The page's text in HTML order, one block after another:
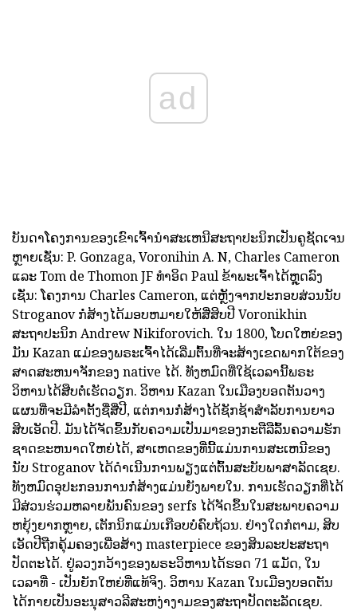
ad
ບັນດາໂຄງການຂອງເຂົາເຈົ້ານໍາສະເຫນີສະຖາປະນິກເປັນຄູຊັດເຈນ
ຫຼາຍເຊັ່ນ: P. Gonzaga, Voronihin A. N, Charles Cameron
ແລະ Tom de Thomon JF ທໍາອິດ Paul ຂ້າພະເຈົ້າໄດ້ຫຼຸດລົງ
ເຊັ່ນ: ໂຄງການ Charles Cameron, ແຕ່ຫຼັງຈາກປະກອບສ່ວນນັບ
Stroganov ກໍ່ສ້າງໄດ້ມອບຫມາຍໃຫ້ສີ່ສິບປີ Voronikhin
ສະຖາປະນິກ Andrew Nikiforovich. ໃນ 1800, ໂບດໃຫຍ່ຂອງ
ມັນ Kazan ແມ່ຂອງພຣະເຈົ້າໄດ້ເລີ່ມຕົ້ນທີ່ຈະສ້າງເຂດພາກໃຕ້ຂອງ
ສາດສະຫນາຈັກຂອງ native ໄດ້. ທັງຫມົດທີ່ໃຊ້ເວລານີ້ພຣະ
ວິຫານໄດ້ສືບຕໍ່ເຮັດວຽກ. ວິຫານ Kazan ໃນເມືອງບອດຕັນວາງ
ແຜນທີ່ຈະມີລໍາຕັ້ງຊື່ສີ່ປີ, ແຕ່ການກໍ່ສ້າງໄດ້ຊັກຊ້າສໍາລັບການຍາວ
ສິບເອັດປີ. ມັນໄດ້ຈັດຂຶ້ນກັບຄວາມເປັນມາຂອງກະຕືລືລົ້ນຄວາມຮັກ
ຊາດຂະຫນາດໃຫຍ່ໄດ້, ສາເຫດຂອງທີ່ນີ້ແມ່ນການສະເຫນີຂອງ
ນັບ Stroganov ໄດ້ດໍາເນີນການພຽງແຕ່ຕົ້ນສະບັບພາສາລັດເຊຍ.
ທັງຫມົດອຸປະກອນການກໍ່ສ້າງແມ່ນຍັງພາຍໃນ. ການເຮັດວຽກທີ່ໄດ້
ມີສ່ວນຮ່ວມຫລາຍພັນຄົນຂອງ serfs ໄດ້ຈັດຂຶ້ນໃນສະພາບຄວາມ
ຫຍຸ້ງຍາກຫຼາຍ, ເຕັກນິກແມ່ນເກືອບບໍ່ຄົບຖ້ວນ. ຢ່າງໃດກໍຕາມ, ສິບ
ເອັດປີຖືກຄຸ້ມຄອງເພື່ອສ້າງ masterpiece ຂອງສິນລະປະສະຖາ
ປັດຕະໄດ້. ຢູ່ລວງກວ້າງຂອງພຣະວິຫານໄດ້ຮອດ 71 ແມັດ, ໃນ
ເວລາທີ່ - ເປັນຍັກໃຫຍ່ທີ່ແທ້ຈິງ. ວິຫານ Kazan ໃນເມືອງບອດຕັນ
ໄດ້ກາຍເປັນອະນຸສາວລີສະຫງ່າງາມຂອງສະຖາປັດຕະລັດເຊຍ.